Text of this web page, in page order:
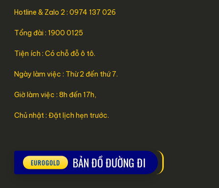
Hotline & Zalo 2 : 0974 137 026
Tổng đài : 1900 0125
Tiện ích : Có chỗ đỗ ô tô.
Ngày làm việc : Thừ 2 đến thứ 7.
Giờ làm việc : 8h đến 17h,
Chủ nhật : Đặt lịch hẹn trước.
BẢN ĐỒ ĐƯỜNG ĐI